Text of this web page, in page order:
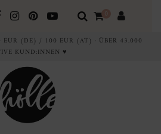
0
EUR (DE) / 100 EUR (AT) · ÜBER 43.000
KUND:INNEN ♥